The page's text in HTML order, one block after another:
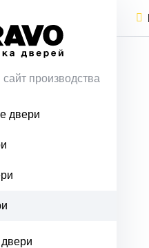
производства
двери